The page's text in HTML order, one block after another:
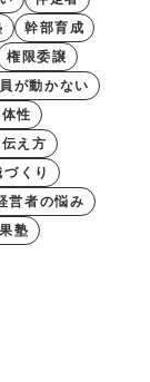
幹部育成
権限委譲
が動かない
性
え方
づくり
営者の悩み
塾